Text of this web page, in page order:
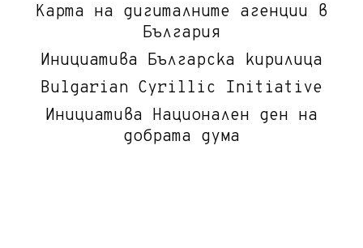
Карта на дигиталните агенции в
България
Инициатива Българска кирилица
Bulgarian Cyrillic Initiative
Инициатива Национален ден на
добрата дума